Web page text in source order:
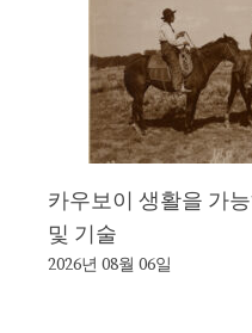
카우보이 생활을 가
및 기술
2026년 08월 06일